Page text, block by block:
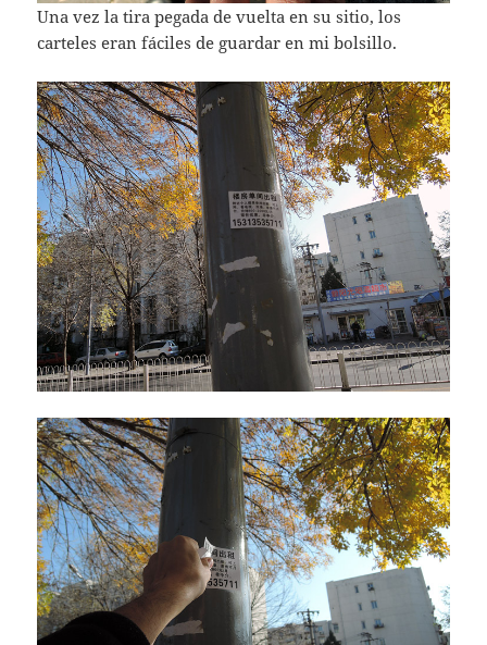
Una vez la tira pegada de vuelta en su sitio, los
carteles eran fáciles de guardar en mi bolsillo.